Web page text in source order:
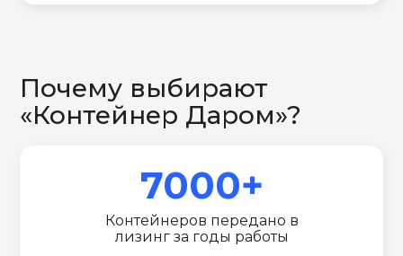
Почему выбирают
«Контейнер Даром»?
7000+
Контейнеров передано в
лизинг за годы работы